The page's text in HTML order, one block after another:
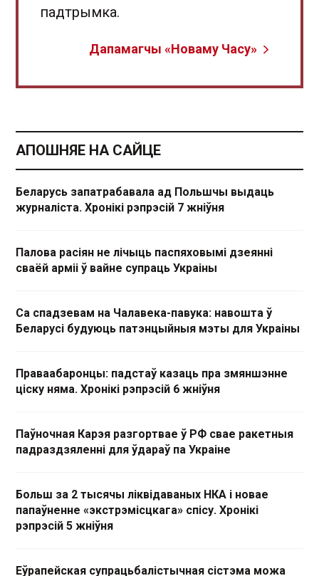
падтрымка.
Дапамагчы «Новаму Часу»
АПОШНЯЕ НА САЙЦЕ
Беларусь запатрабавала ад Польшчы выдаць
журналіста. Хронікі рэпрэсій 7 жніўня
Палова расіян не лічыць паспяховымі дзеянні
сваёй арміі ў вайне супраць Украіны
Са спадзевам на Чалавека-павука: навошта ў
Беларусі будуюць патэнцыйныя мэты для Украіны
Праваабаронцы: падстаў казаць пра змяншэнне
ціску няма. Хронікі рэпрэсій 6 жніўня
Паўночная Карэя разгортвае ў РФ свае ракетныя
падраздзяленні для ўдараў па Украіне
Больш за 2 тысячы ліквідаваных НКА і новае
папаўненне «экстрэмісцкага» спісу. Хронікі
рэпрэсій 5 жніўня
Еўрапейская супрацьбалістычная сістэма можа